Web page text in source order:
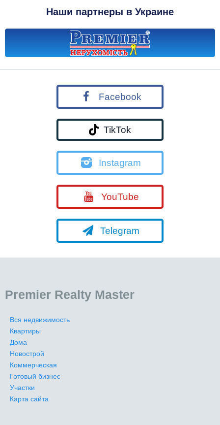
Наши партнеры в Украине
Facebook
TikTok
Instagram
YouTube
Telegram
Premier Realty Master
Вся недвижимость
Квартиры
Дома
Новострой
Коммерческая
Готовый бизнес
Участки
Карта сайта